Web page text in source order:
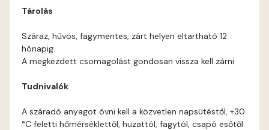
Fir E
Tárolás
Száraz, hűvös, fagymentes, zárt helyen eltartható 12
hónapig.
A megkezdett csomagolást gondosan vissza kell zárni
Tudnivalók
A száradó anyagot óvni kell a közvetlen napsütéstől, +30
°C feletti hőmérséklettől, huzattól, fagytól, csapó esőtől.